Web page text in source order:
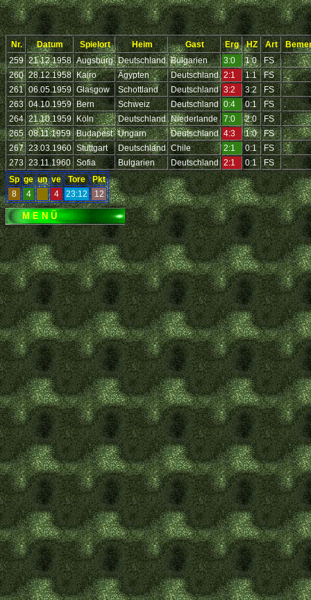
Nr. Datum Spielort Heim Gast Erg HZ Art
259 21.12.1958 Augsburg Deutschland Bulgarien 3:0 1:0 FS
.
260 28.12.1958 Kairo Ägypten Deutschland 2:1 1:1 FS
.
261 06.05.1959 Glasgow Schottland Deutschland 3:2 3:2 FS
.
263 04.10.1959 Bern Schweiz Deutschland 0:4 0:1 FS
.
264 21.10.1959 Köln Deutschland Niederlande 7:0 2:0 FS
.
265 08.11.1959 Budapest Ungarn Deutschland 4:3 1:0 FS
.
267 23.03.1960 Stuttgart Deutschland Chile 2:1 0:1 FS
.
273 23.11.1960 Sofia Bulgarien Deutschland 2:1 0:1 FS
.
Sp ge un ve Tore
Pkt
8
4 4 23:12 12
M E N Ü